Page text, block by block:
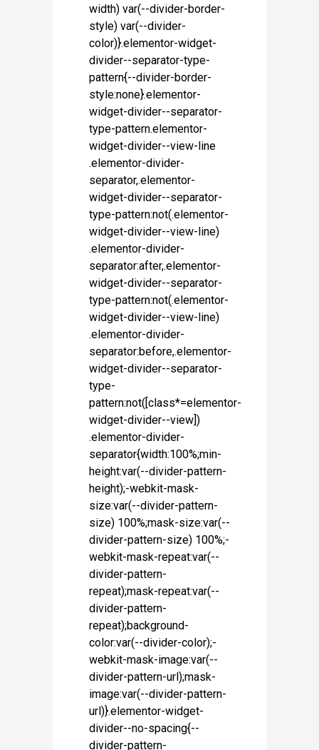
width) var(--divider-border-
style) var(--divider-
color)}.elementor-widget-
divider--separator-type-
pattern{--divider-border-
style:none}.elementor-
widget-divider--separator-
type-pattern.elementor-
widget-divider--view-line
.elementor-divider-
separator,.elementor-
widget-divider--separator-
type-pattern:not(.elementor-
widget-divider--view-line)
.elementor-divider-
separator:after,.elementor-
widget-divider--separator-
type-pattern:not(.elementor-
widget-divider--view-line)
.elementor-divider-
separator:before,.elementor-
widget-divider--separator-
type-
pattern:not([class*=elementor-
widget-divider--view])
.elementor-divider-
separator{width:100%;min-
height:var(--divider-pattern-
height);-webkit-mask-
size:var(--divider-pattern-
size) 100%;mask-size:var(--
divider-pattern-size) 100%;-
webkit-mask-repeat:var(--
divider-pattern-
repeat);mask-repeat:var(--
divider-pattern-
repeat);background-
color:var(--divider-color);-
webkit-mask-image:var(--
divider-pattern-url);mask-
image:var(--divider-pattern-
url)}.elementor-widget-
divider--no-spacing{--
divider-pattern-